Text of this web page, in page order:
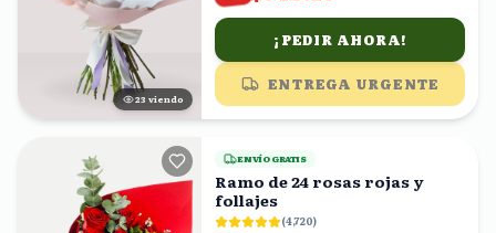
24 viendo
¡PEDIR AHORA!
ENTREGA URGENTE
ENVÍO GRATIS
Ramo de 24 rosas rojas y
follajes
(4,720)